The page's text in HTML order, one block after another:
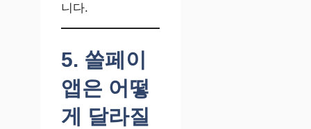
니다.
5. 쏠페이
앱은 어떻
게 달라질